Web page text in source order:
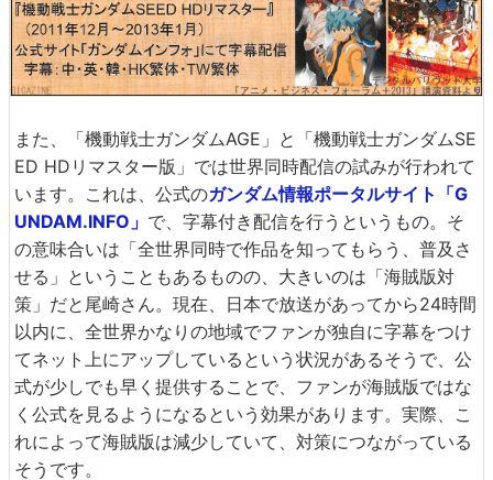
また、「機動戦士ガンダムAGE」と「機動戦士ガンダムSE
ED HDリマスター版」では世界同時配信の試みが行われて
います。これは、公式のガンダム情報ポータルサイト「G
UNDAM.INFO」 で、字幕付き配信を行うというもの。そ
の意味合いは「全世界同時で作品を知ってもらう、普及さ
せる」ということもあるものの、大きいのは「海賊版対
策」だと尾崎さん。現在、日本で放送があってから24時間
以内に、全世界かなりの地域でファンが独自に字幕をつけ
てネット上にアップしているという状況があるそうで、公
式が少しでも早く提供することで、ファンが海賊版ではな
く公式を見るようになるという効果があります。実際、こ
れによって海賊版は減少していて、対策につながっている
そうです。